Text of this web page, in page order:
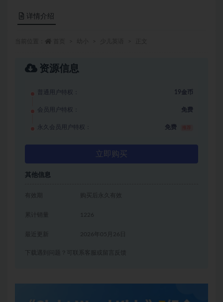
详情介绍
资源信息
普通用户特权： 19金币
会员用户特权： 免费
永久会员用户特权： 免费
立即购买
其他信息
有效期 购买后永久有效
累计销量 1226
2026年05月26日
下载遇到问题？可联系客服或留言反馈